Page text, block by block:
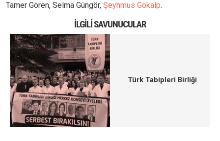
Tamer Gören, Selma Güngör, Şeyhmus Gökalp.
İLGILI SAVUNUCULAR
Türk Tabipleri Birliği